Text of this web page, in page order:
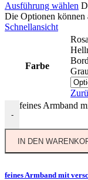
Ausführung wählen
Die Optionen können
Schnellansicht
Farbe
Rosa
-
feines Armband
IN DEN
feines Armband mit